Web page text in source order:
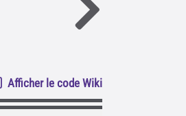
Afficher le code Wiki